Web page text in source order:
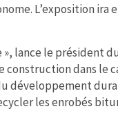
L’exposition ira
», lance le président
construction dans le
développement
les enrobés